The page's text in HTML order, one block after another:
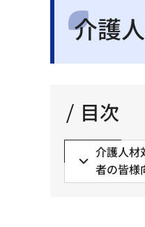
介護
目次
介護人材
者の皆様